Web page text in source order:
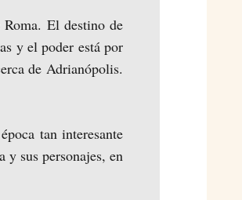
Roma. El destino de
y el poder está por
de Adrianópolis.
tan interesante
sus personajes, en